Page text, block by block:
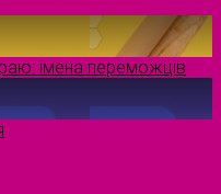
імена переможців